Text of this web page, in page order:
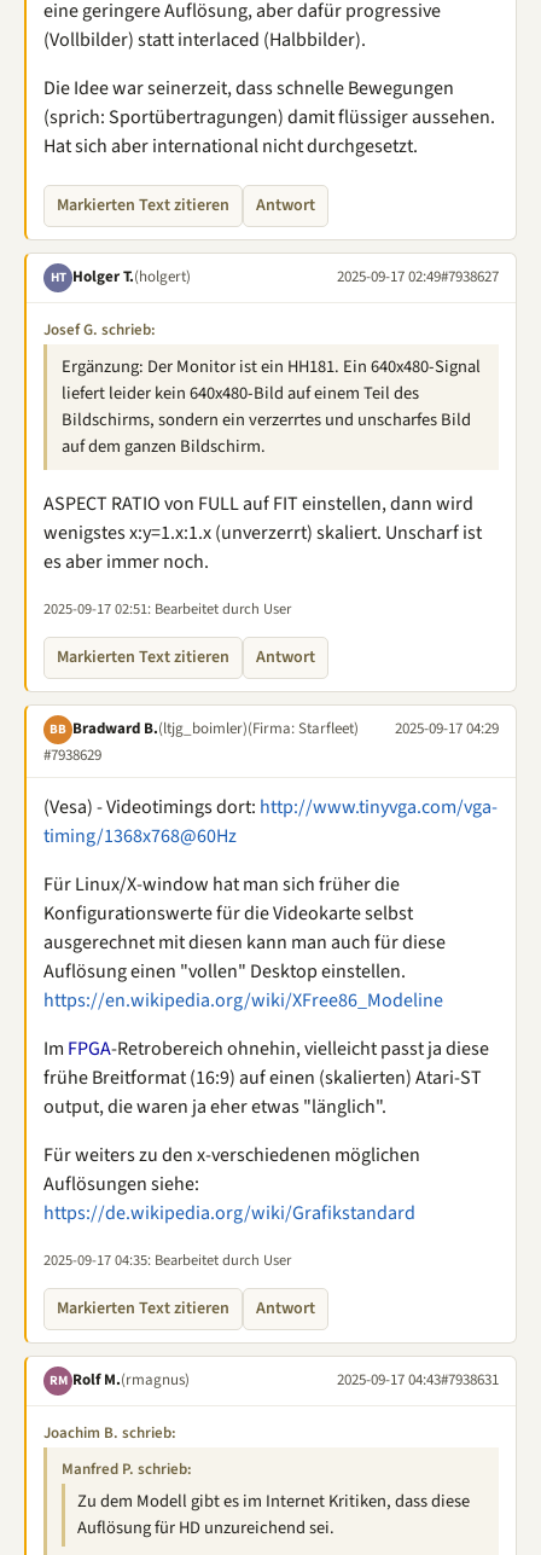
eine geringere Auflösung, aber dafür progressive
(Vollbilder) statt interlaced (Halbbilder).
Die Idee war seinerzeit, dass schnelle Bewegungen
(sprich: Sportübertragungen) damit flüssiger aussehen.
Hat sich aber international nicht durchgesetzt.
Markierten Text zitieren Antwort
HT Holger T.(holgert) 2025-09-17 02:49#7938627
Josef G. schrieb:
Ergänzung: Der Monitor ist ein HH181. Ein 640x480-Signal
liefert leider kein 640x480-Bild auf einem Teil des
Bildschirms, sondern ein verzerrtes und unscharfes Bild
auf dem ganzen Bildschirm.
ASPECT RATIO von FULL auf FIT einstellen, dann wird
wenigstes x:y=1.x:1.x (unverzerrt) skaliert. Unscharf ist
es aber immer noch.
2025-09-17 02:51: Bearbeitet durch User
Markierten Text zitieren Antwort
BB Bradward B.(ltjg_boimler)(Firma: Starfleet)
2025-09-17 04:29
#7938629
(Vesa) - Videotimings dort: http://www.tinyvga.com/vga-
timing/1368x768@60Hz
Für Linux/X-window hat man sich früher die
Konfigurationswerte für die Videokarte selbst
ausgerechnet mit diesen kann man auch für diese
Auflösung einen "vollen" Desktop einstellen.
https://en.wikipedia.org/wiki/XFree86_Modeline
Im FPGA-Retrobereich ohnehin, vielleicht passt ja diese
frühe Breitformat (16:9) auf einen (skalierten) Atari-ST
output, die waren ja eher etwas "länglich".
Für weiters zu den x-verschiedenen möglichen
Auflösungen siehe:
https://de.wikipedia.org/wiki/Grafikstandard
2025-09-17 04:35: Bearbeitet durch User
Markierten Text zitieren Antwort
RM Rolf M.(rmagnus) 2025-09-17 04:43#7938631
Joachim B. schrieb:
Manfred P. schrieb:
Zu dem Modell gibt es im Internet Kritiken, dass diese
Auflösung für HD unzureichend sei.